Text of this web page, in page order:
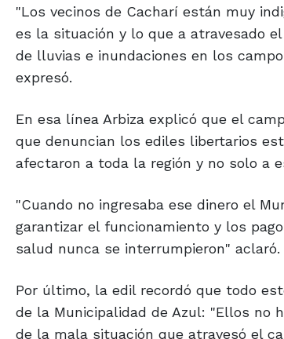
"Los vecinos de Cacharí están muy
es la situación y lo que a atravesado
de lluvias e inundaciones en los
expresó.
En esa línea Arbiza explicó que el
que denuncian los ediles libertarios
afectaron a toda la región y no solo a
"Cuando no ingresaba ese dinero el
garantizar el funcionamiento y los
salud nunca se interrumpieron" aclaró.
Por último, la edil recordó que todo
de la Municipalidad de Azul: "Ellos no
de la mala situación que atravesó el